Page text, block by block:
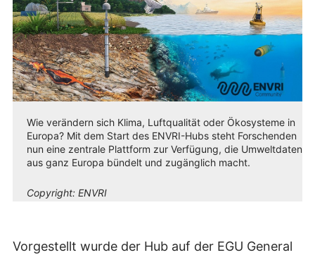
Wie verändern sich Klima, Luftqualität oder Ökosysteme in
Europa? Mit dem Start des ENVRI-Hubs steht Forschenden
nun eine zentrale Plattform zur Verfügung, die Umweltdaten
aus ganz Europa bündelt und zugänglich macht.
Copyright: ENVRI
Vorgestellt wurde der Hub auf der EGU General